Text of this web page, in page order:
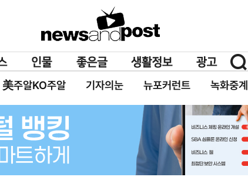
美주알KO주알 기자의눈 뉴포커런트 녹화중계